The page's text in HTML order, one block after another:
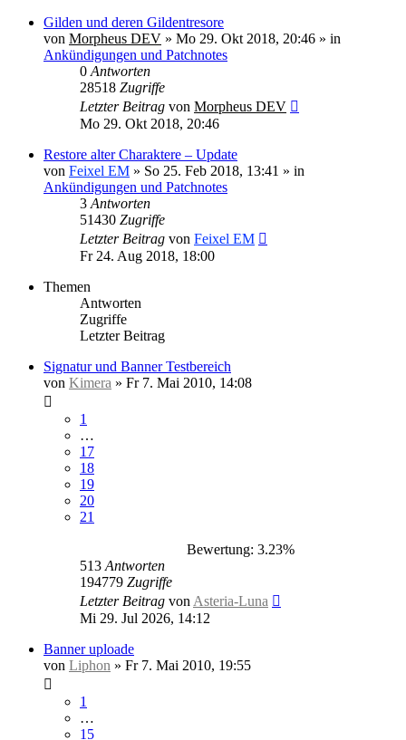
Gilden und deren Gildentresore
von Morpheus DEV » Mo 29. Okt 2018, 20:46 » in
Ankündigungen und Patchnotes
0 Antworten
28518 Zugriffe
Letzter Beitrag von Morpheus DEV
Mo 29. Okt 2018, 20:46
Restore alter Charaktere – Update
von Feixel EM » So 25. Feb 2018, 13:41 » in
Ankündigungen und Patchnotes
3 Antworten
51430 Zugriffe
Letzter Beitrag von Feixel EM
Fr 24. Aug 2018, 18:00
Themen
Antworten
Zugriffe
Letzter Beitrag
Signatur und Banner Testbereich
von Kimera » Fr 7. Mai 2010, 14:08
1
…
17
18
19
20
21
Bewertung: 3.23%
513 Antworten
194779 Zugriffe
Letzter Beitrag von Asteria-Luna
Mi 29. Jul 2026, 14:12
Banner uploade
von Liphon » Fr 7. Mai 2010, 19:55
1
…
15